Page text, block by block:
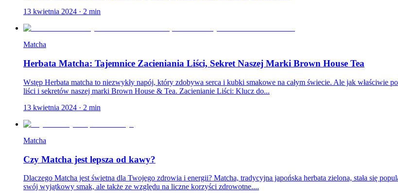
13 kwietnia 2024 · 2 min
Matcha
Herbata Matcha: Tajemnice Zacieniania Liści, Sekret Naszej Marki Brown House Tea
Wstęp Herbata matcha to niezwykły napój, który zdobywa serca i kubki smakowe na całym świecie. Ale jak właściwie
liści i sekretów naszej marki Brown House & Tea. Zacienianie Liści: Klucz do...
13 kwietnia 2024 · 2 min
Matcha
Czy Matcha jest lepsza od kawy?
Dlaczego Matcha jest świetna dla Twojego zdrowia i energii? Matcha, tradycyjna japońska herbata zielona, stała się
swój wyjątkowy smak, ale także ze względu na liczne korzyści zdrowotne....